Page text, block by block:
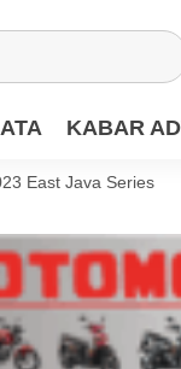
KABAR
East Java Series